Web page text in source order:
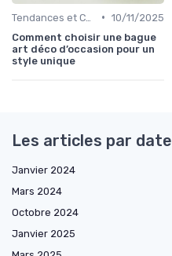
• 10/11/2025
Comment choisir une bague
art déco d’occasion pour un
style unique
Les articles par date
Janvier 2024
Mars 2024
Octobre 2024
Janvier 2025